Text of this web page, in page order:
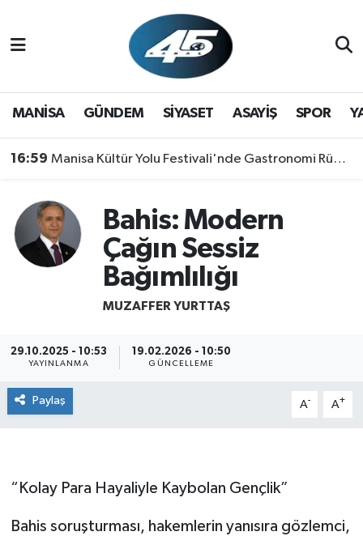
MANİSA GÜNDEM SİYASET ASAYİŞ SPOR
16:59 Manisa Kültür Yolu Festivali'nde Gastronomi Rüzgarı: Lezzetin Yıldızı "Manisa Kebabı" Oldu!
Bahis: Modern
Çağın Sessiz
Bağımlılığı
MUZAFFER YURTTAŞ
29.10.2025 - 10:53
YAYINLANMA
19.02.2026 - 10:50
GÜNCELLEME
Paylaş A- A+
“Kolay Para Hayaliyle Kaybolan Gençlik”
Bahis soruşturması, hakemlerin yanısıra gözlemci,
GÜNDEM
SPOR
YAŞAM
RESMİ REKLAM
Hava Durumu
Trafik Durumu
Son Dakika Haberleri
Haber Arşivi